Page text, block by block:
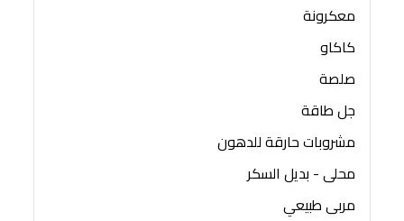
معكرونة
كاكاو
صلصة
جل طاقة
مشروبات حارقة للدهون
محلى - بديل السكر
مربى طبيعي